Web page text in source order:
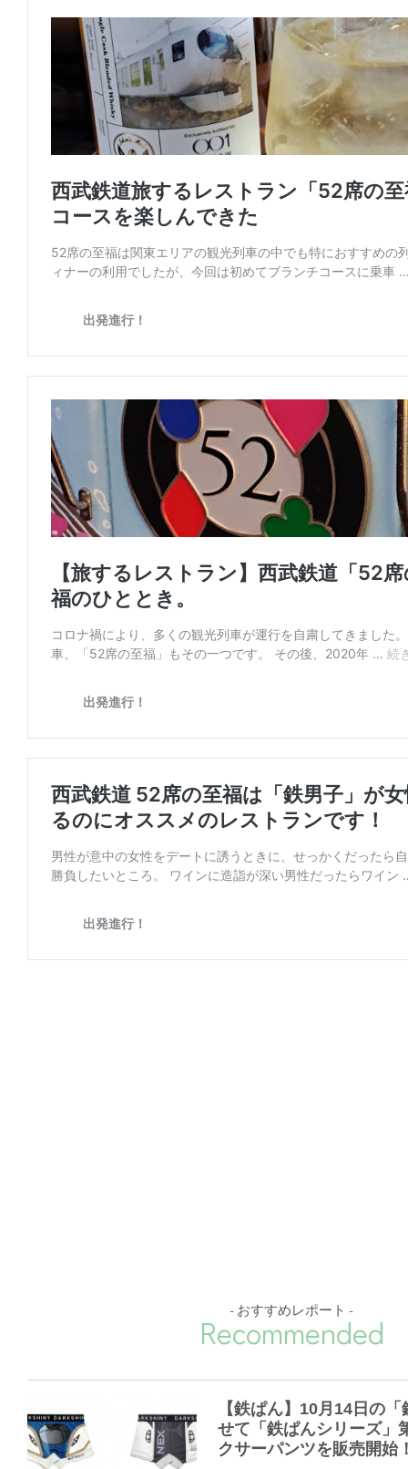
- おすすめレポート -
Recommended
【鉄ぱん】10月14日の
せて「鉄ぱんシリーズ」
クサーパンツを販売開始